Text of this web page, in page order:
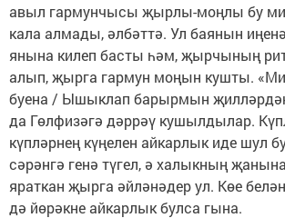
авыл гармунчысы җырлы-моңлы бу
кала алмады, әлбәттә. Ул баянын
янына килеп басты һәм, җырчының
алып, җырга гармун моңын кушты.
буена / Ышыклап барырмын
да Гөлфизәгә дәррәү кушылдылар.
күпләрнең күңелен айкарлык иде шул
сәрәнгә генә түгел, ә халыкның
яраткан җырга әйләнәдер ул. Көе
дә йөрәкне айкарлык булса гына.